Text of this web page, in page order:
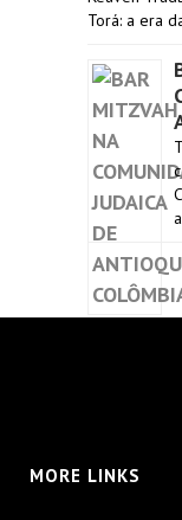
Torá: a era
MORE LINKS